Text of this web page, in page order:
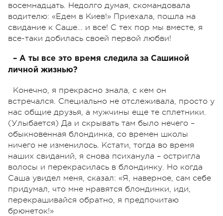
восемнадцать. Недолго думая, скомандовала
водителю: «Едем в Киев!» Приехала, пошла на
свидание к Саше… и все! С тех пор мы вместе, я
все-таки добилась своей первой любви!
– А ты все это время следила за Сашиной
личной жизнью?
Конечно, я прекрасно знала, с кем он
встречался. Специально не отслеживала, просто у
нас общие друзья, а мужчины еще те сплетники.
(Улыбается) Да и скрывать там было нечего –
обыкновенная блондинка, со времен школы
ничего не изменилось. Кстати, тогда во время
наших свиданий, я снова психанула – остригла
волосы и перекрасилась в блондинку. Но когда
Саша увидел меня, сказал: «Я, наверное, сам себе
придумал, что мне нравятся блондинки, иди,
перекрашивайся обратно, я предпочитаю
брюнеток!»